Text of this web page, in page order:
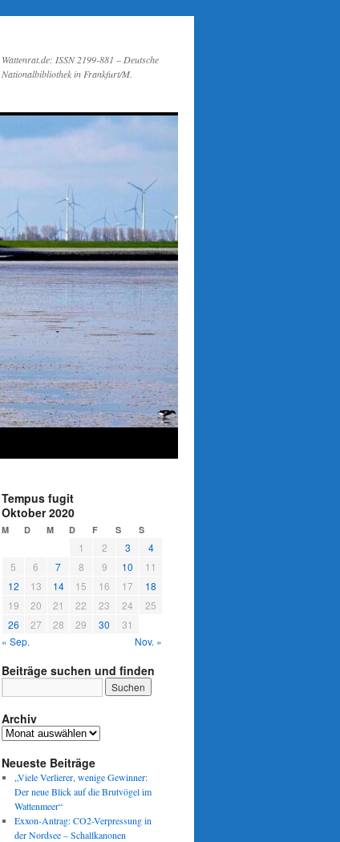
Wattenrat.de: ISSN 2199-881 – Deutsche
Nationalbibliothek in Frankfurt/M.
Tempus fugit
Oktober 2020
M D M D F S S
1 2 3
4
5
6 7 8 9 10
11
12
13 14 15 16 17
18
19
20 21 22 23 24
25
26
27 28 29 30
31
« Sep.
Nov. »
Beiträge suchen und finden
Archiv
Archiv
Neueste Beiträge
„Viele Verlierer, wenige Gewinner:
Der neue Blick auf die Brutvögel im
Wattenmeer“
Exxon-Antrag: CO2-Verpressung in
der Nordsee – Schallkanonen